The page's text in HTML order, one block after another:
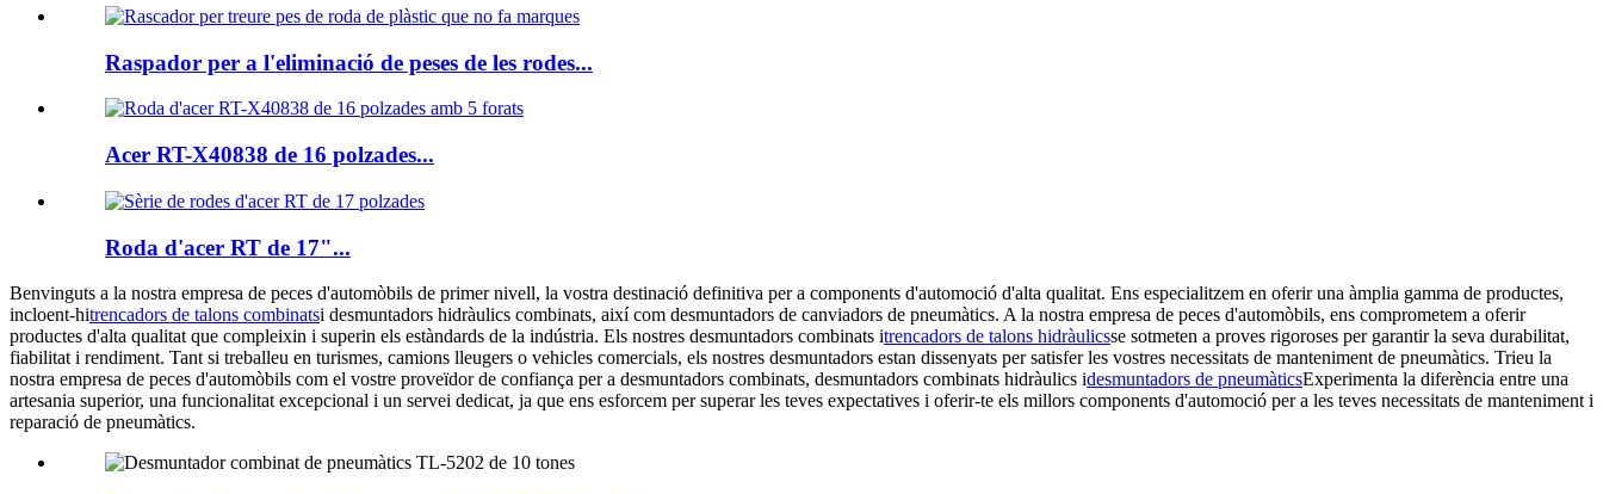
Raspador per a l'eliminació de peses de les rodes...
Acer RT-X40838 de 16 polzades...
Roda d'acer RT de 17"...
Benvinguts a la nostra empresa de peces d'automòbils de primer nivell, la vostra destinació definitiva per a components d'automoció d'alta qualitat. Ens especialitzem en oferir una àmplia gamma de productes,
incloent-hitrencadors de talons combinatsi desmuntadors hidràulics combinats, així com desmuntadors de canviadors de pneumàtics. A la nostra empresa de peces d'automòbils, ens comprometem a oferir
productes d'alta qualitat que compleixin i superin els estàndards de la indústria. Els nostres desmuntadors combinats itrencadors de talons hidràulicsse sotmeten a proves rigoroses per garantir la seva durabilitat,
fiabilitat i rendiment. Tant si treballeu en turismes, camions lleugers o vehicles comercials, els nostres desmuntadors estan dissenyats per satisfer les vostres necessitats de manteniment de pneumàtics. Trieu la
nostra empresa de peces d'automòbils com el vostre proveïdor de confiança per a desmuntadors combinats, desmuntadors combinats hidràulics idesmuntadors de pneumàticsExperimenta la diferència entre una
artesania superior, una funcionalitat excepcional i un servei dedicat, ja que ens esforcem per superar les teves expectatives i oferir-te els millors components d'automoció per a les teves necessitats de manteniment i
reparació de pneumàtics.